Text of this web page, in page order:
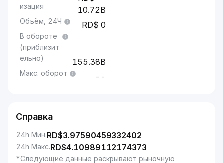
изация
10.72B
Объём, 24Ч 0
В обороте
(приблизит
ельно)
155.38B
Макс. оборот --
Справка
24h Мин.RD$3.97590459332402
24h Макс.RD$4.10989112174373
*Следующие данные раскрывают рыночную